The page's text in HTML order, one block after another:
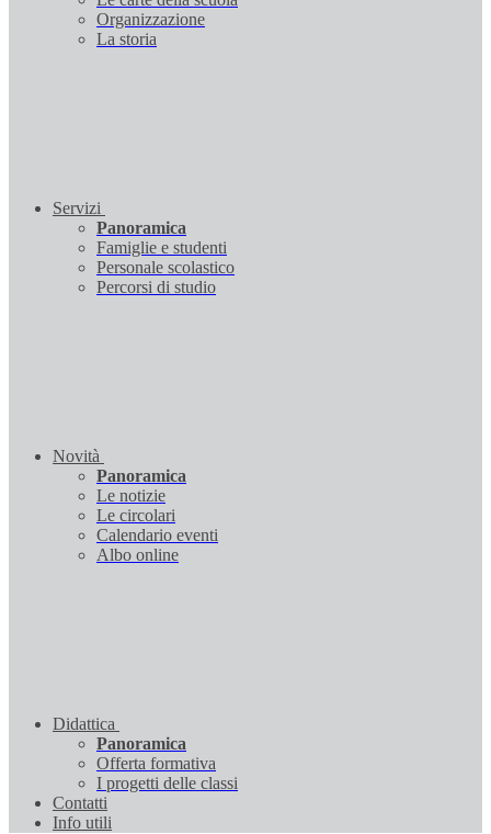
Organizzazione
La storia
Servizi
Panoramica
Famiglie e studenti
Personale scolastico
Percorsi di studio
Novità
Panoramica
Le notizie
Le circolari
Calendario eventi
Albo online
Didattica
Panoramica
Offerta formativa
I progetti delle classi
Contatti
Info utili